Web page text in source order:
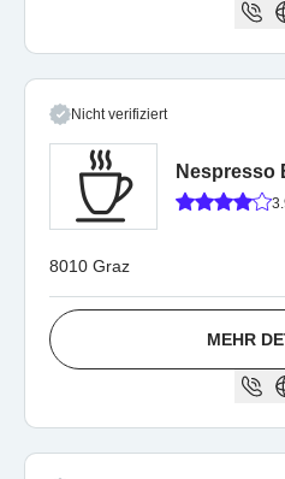
Nicht verifiziert
Nespresso
8010 Graz
MEHR